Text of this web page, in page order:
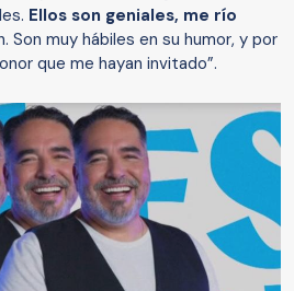
Ellos son geniales, me río
Son muy hábiles en su humor, y por
que me hayan invitado”.